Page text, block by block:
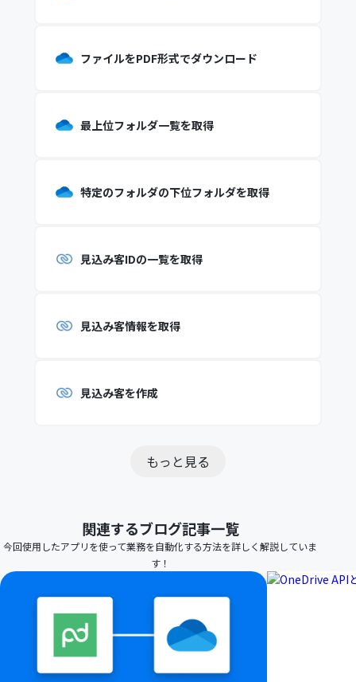
ファイルをPDF形式でダウンロード
最上位フォルダ一覧を取得
特定のフォルダの下位フォルダを取得
見込み客IDの一覧を取得
見込み客情報を取得
見込み客を作成
もっと見る
関連するブログ記事一覧
今回使用したアプリを使って業務を自動化する方法を詳しく解説していま
す！